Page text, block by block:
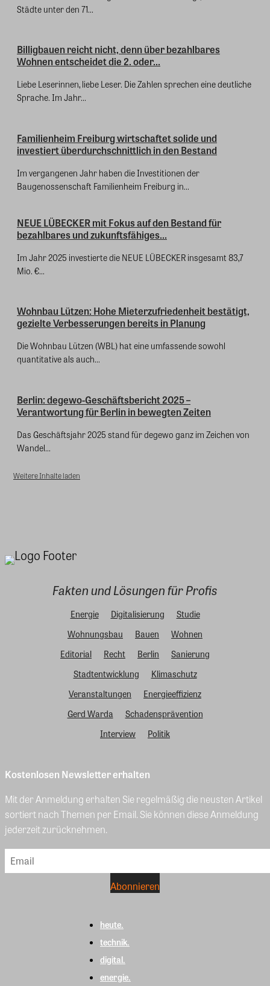
Städte unter den 71...
Billigbauen reicht nicht, denn über bezahlbares
Wohnen entscheidet die 2. oder...
Liebe Leserinnen, liebe Leser. Die Zahlen sprechen eine deutliche
Sprache. Im Jahr...
Familienheim Freiburg wirtschaftet solide und
investiert überdurchschnittlich in den Bestand
Im vergangenen Jahr haben die Investitionen der
Baugenossenschaft Familienheim Freiburg in...
NEUE LÜBECKER mit Fokus auf den Bestand für
bezahlbares und zukunftsfähiges...
Im Jahr 2025 investierte die NEUE LÜBECKER insgesamt 83,7
Mio. €...
Wohnbau Lützen: Hohe Mieterzufriedenheit bestätigt,
gezielte Verbesserungen bereits in Planung
Die Wohnbau Lützen (WBL) hat eine umfassende sowohl
quantitative als auch...
Berlin: degewo-Geschäftsbericht 2025 –
Verantwortung für Berlin in bewegten Zeiten
Das Geschäftsjahr 2025 stand für degewo ganz im Zeichen von
Wandel...
Weitere Inhalte laden
Fakten und Lösungen für Profis
Energie Digitalisierung
Studie
Wohnungsbau
Bauen
Wohnen
Editorial
Recht Berlin
Sanierung
Stadtentwicklung
Klimaschutz
Veranstaltungen
Energieeffizienz
Gerd Warda
Schadensprävention
Interview
Politik
Kostenlosen Newsletter erhalten
Mit der Anmeldung erhalten Sie regelmäßig die neusten Artikel
sortiert nach Themen per Email. Sie können diese Anmeldung
jederzeit zurücknehmen.
heute.
technik.
digital.
energie.